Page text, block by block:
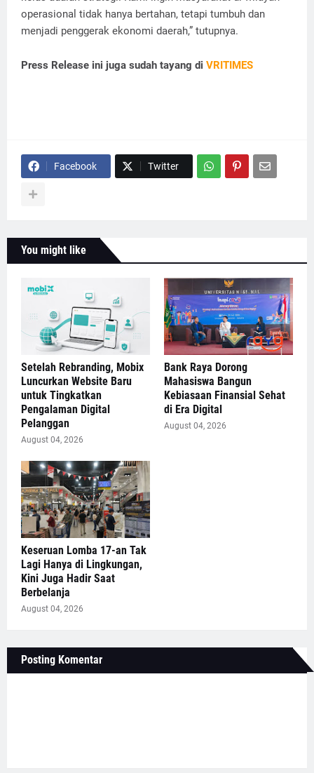
operasional tidak hanya bertahan, tetapi tumbuh dan
menjadi penggerak ekonomi daerah,” tutupnya.
Press Release ini juga sudah tayang di VRITIMES
Facebook Twitter
You might like
Setelah Rebranding, Mobix
Luncurkan Website Baru
untuk Tingkatkan
Pengalaman Digital
Pelanggan
August 04, 2026
Bank Raya Dorong
Mahasiswa Bangun
Kebiasaan Finansial Sehat
di Era Digital
August 04, 2026
Keseruan Lomba 17-an Tak
Lagi Hanya di Lingkungan,
Kini Juga Hadir Saat
Berbelanja
August 04, 2026
Posting Komentar